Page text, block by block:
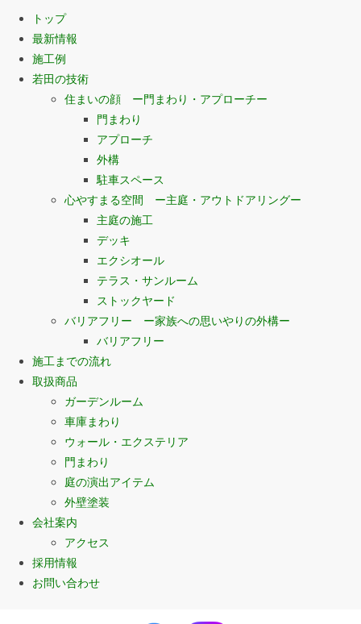
トップ
最新情報
施工例
若田の技術
住まいの顔 ー門まわり・アプローチー
門まわり
アプローチ
外構
駐車スペース
心やすまる空間 ー主庭・アウトドアリングー
主庭の施工
デッキ
エクシオール
テラス・サンルーム
ストックヤード
バリアフリー ー家族への思いやりの外構ー
バリアフリー
施工までの流れ
取扱商品
ガーデンルーム
車庫まわり
ウォール・エクステリア
門まわり
庭の演出アイテム
外壁塗装
会社案内
アクセス
採用情報
お問い合わせ